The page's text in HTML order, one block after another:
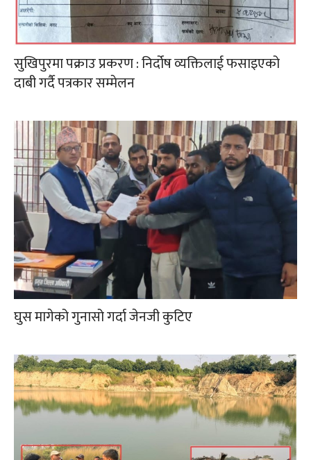
सुखिपुरमा पक्राउ प्रकरण : निर्दोष व्यक्तिलाई फसाइएको
दाबी गर्दै पत्रकार सम्मेलन
घुस मागेको गुनासो गर्दा जेनजी कुटिए